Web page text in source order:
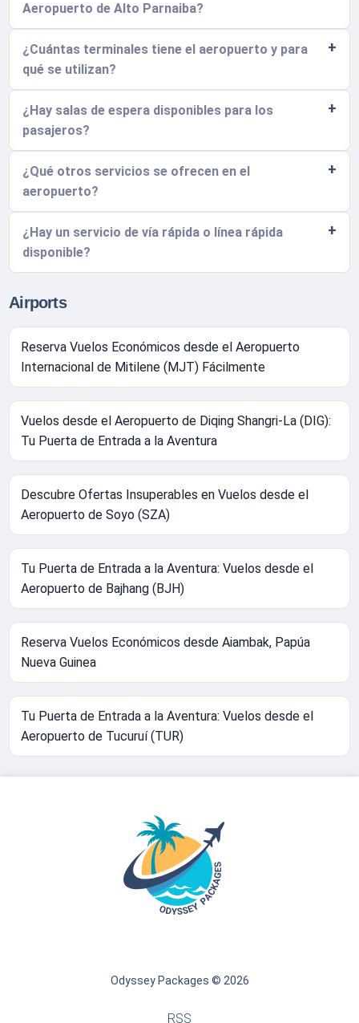
Aeropuerto de Alto Parnaiba?
¿Cuántas terminales tiene el aeropuerto y para
qué se utilizan?
¿Hay salas de espera disponibles para los
pasajeros?
¿Qué otros servicios se ofrecen en el
aeropuerto?
¿Hay un servicio de vía rápida o línea rápida
disponible?
Airports
Reserva Vuelos Económicos desde el Aeropuerto
Internacional de Mitilene (MJT) Fácilmente
Vuelos desde el Aeropuerto de Diqing Shangri-La (DIG):
Tu Puerta de Entrada a la Aventura
Descubre Ofertas Insuperables en Vuelos desde el
Aeropuerto de Soyo (SZA)
Tu Puerta de Entrada a la Aventura: Vuelos desde el
Aeropuerto de Bajhang (BJH)
Reserva Vuelos Económicos desde Aiambak, Papúa
Nueva Guinea
Tu Puerta de Entrada a la Aventura: Vuelos desde el
Aeropuerto de Tucuruí (TUR)
Odyssey Packages © 2026
RSS